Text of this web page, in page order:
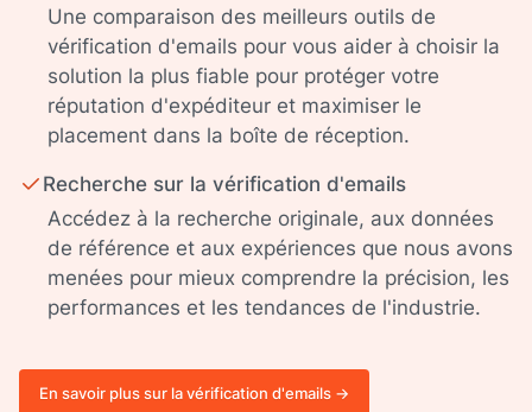
Une comparaison des meilleurs outils de
vérification d'emails pour vous aider à choisir la
solution la plus fiable pour protéger votre
réputation d'expéditeur et maximiser le
placement dans la boîte de réception.
Recherche sur la vérification d'emails
Accédez à la recherche originale, aux données
de référence et aux expériences que nous avons
menées pour mieux comprendre la précision, les
performances et les tendances de l'industrie.
En savoir plus sur la vérification d'emails ->